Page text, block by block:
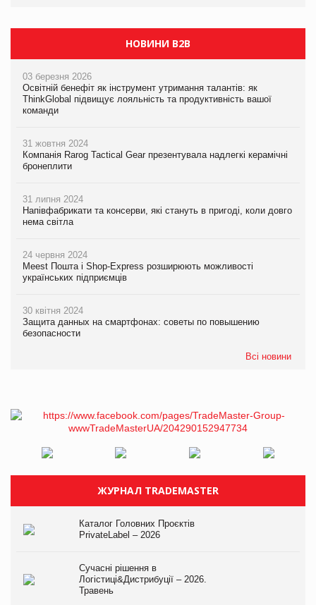
НОВИНИ B2B
03 березня 2026
Освітній бенефіт як інструмент утримання талантів: як
ThinkGlobal підвищує лояльність та продуктивність вашої
команди
31 жовтня 2024
Компанія Rarog Tactical Gear презентувала надлегкі керамічні
бронеплити
31 липня 2024
Напівфабрикати та консерви, які стануть в пригоді, коли довго
нема світла
24 червня 2024
Meest Пошта і Shop-Express розширюють можливості
українських підприємців
30 квітня 2024
Защита данных на смартфонах: советы по повышению
безопасности
Всі новини
ЖУРНАЛ TRADEMASTER
Каталог Головних Проєктів
PrivateLabel – 2026
Сучасні рішення в
Логістиці&Дистрибуції – 2026.
Травень